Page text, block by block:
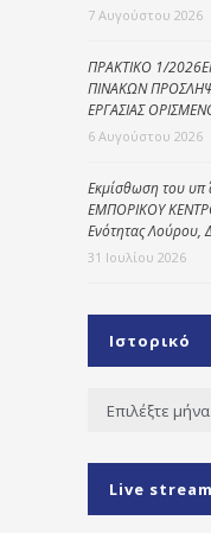
7 Αυγούστου 2026
ΠΡΑΚΤΙΚΟ 1/
ΠΙΝΑΚΩΝ
ΕΡΓΑΣΙΑΣ
6 Αυγούστου 2026
Εκμίσθωση του
ΕΜΠΟΡΙΚΟΥ
Ενότητας Λούρου,
31 Ιουλίου 2026
Ιστορικό
Ιστορικό
Live stream